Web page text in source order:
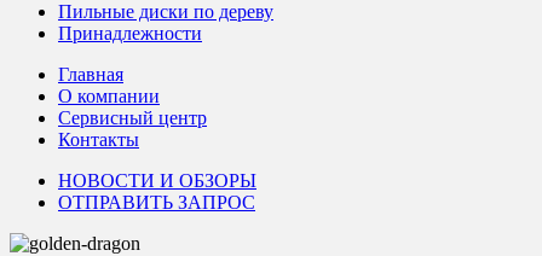
Пильные диски по дереву
Принадлежности
Главная
О компании
Сервисный центр
Контакты
НОВОСТИ И ОБЗОРЫ
ОТПРАВИТЬ ЗАПРОС